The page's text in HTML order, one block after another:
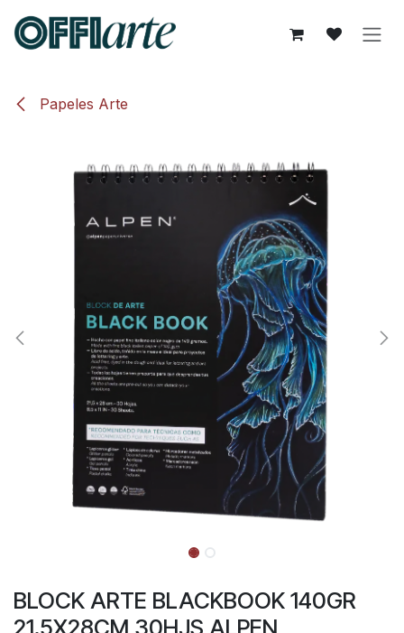
Papeles Arte
BLOCK ARTE BLACKBOOK 140GR
21.5X28CM 30HJS ALPEN